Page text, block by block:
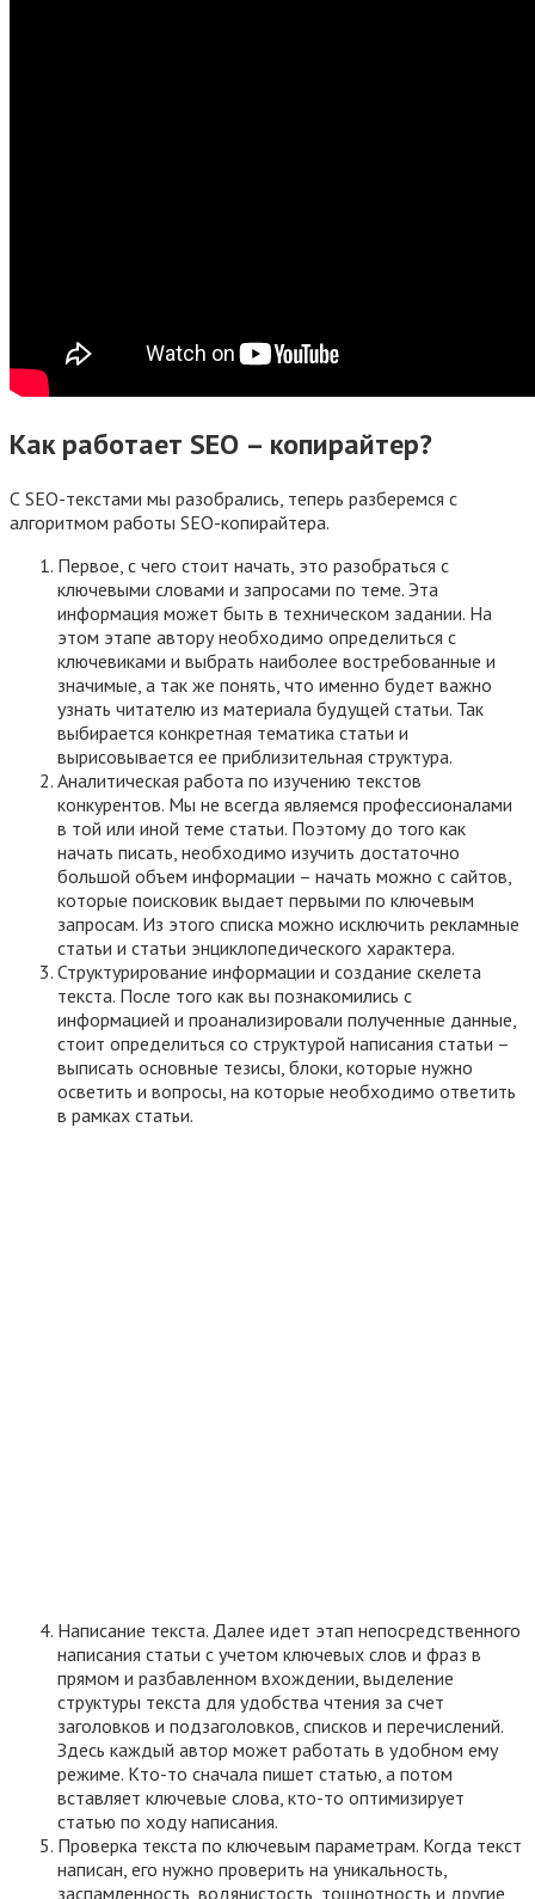
Как работает SEO – копирайтер?
С SEO-текстами мы разобрались, теперь разберемся с
алгоритмом работы SEO-копирайтера.
Первое, с чего стоит начать, это разобраться с
ключевыми словами и запросами по теме. Эта
информация может быть в техническом задании. На
этом этапе автору необходимо определиться с
ключевиками и выбрать наиболее востребованные и
значимые, а так же понять, что именно будет важно
узнать читателю из материала будущей статьи. Так
выбирается конкретная тематика статьи и
вырисовывается ее приблизительная структура.
Аналитическая работа по изучению текстов
конкурентов. Мы не всегда являемся профессионалами
в той или иной теме статьи. Поэтому до того как
начать писать, необходимо изучить достаточно
большой объем информации – начать можно с сайтов,
которые поисковик выдает первыми по ключевым
запросам. Из этого списка можно исключить рекламные
статьи и статьи энциклопедического характера.
Структурирование информации и создание скелета
текста. После того как вы познакомились с
информацией и проанализировали полученные данные,
стоит определиться со структурой написания статьи –
выписать основные тезисы, блоки, которые нужно
осветить и вопросы, на которые необходимо ответить
в рамках статьи.
Написание текста. Далее идет этап непосредственного
написания статьи с учетом ключевых слов и фраз в
прямом и разбавленном вхождении, выделение
структуры текста для удобства чтения за счет
заголовков и подзаголовков, списков и перечислений.
Здесь каждый автор может работать в удобном ему
режиме. Кто-то сначала пишет статью, а потом
вставляет ключевые слова, кто-то оптимизирует
статью по ходу написания.
Проверка текста по ключевым параметрам. Когда текст
написан, его нужно проверить на уникальность,
заспамленность, водянистость, тошнотность и другие